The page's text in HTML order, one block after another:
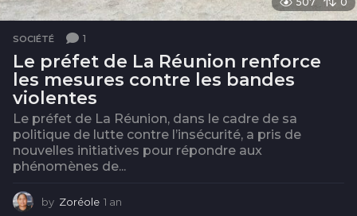
SOCIÉTÉ 1
Le préfet de La Réunion renforce
les mesures contre les bandes
violentes
Le préfet de La Réunion, dans le cadre de sa
politique de lutte contre l’insécurité, a pris de
nouvelles initiatives pour répondre aux
phénomènes de...
by Zoréole 1 an